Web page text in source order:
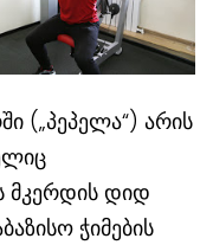
(„პეპელა“) არის
მკერდის დიდ
ჭიმების